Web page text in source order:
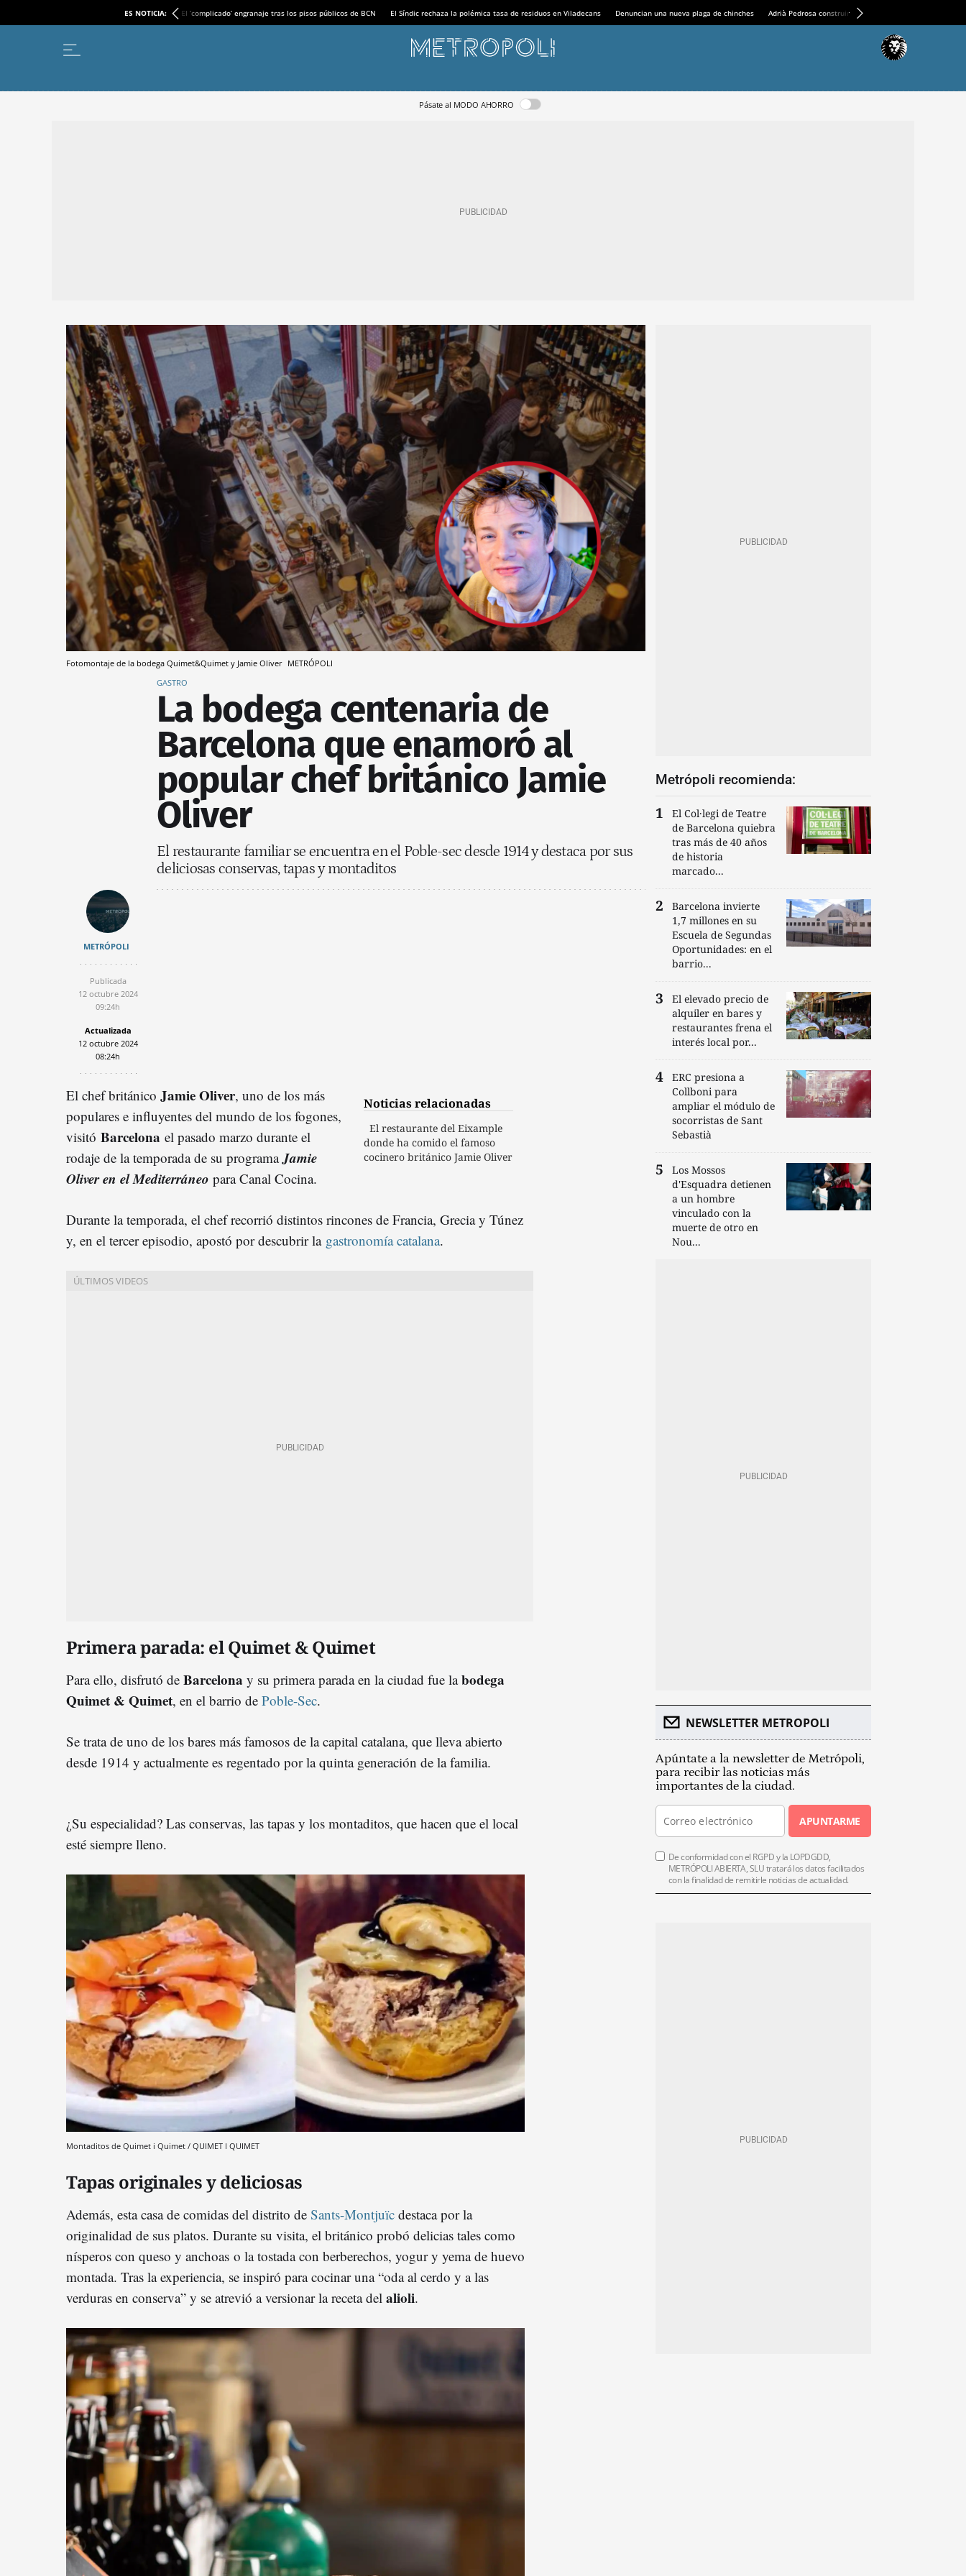
ES NOTICIA: El ‘complicado’ engranaje tras los pisos públicos de BCN El Síndic rechaza la polémica tasa de residuos en Viladecans Denuncian una nueva plaga de chinches Adrià Pedrosa construirá la nueva residencia en el
Pásate al MODO AHORRO
Fotomontaje de la bodega Quimet&Quimet y Jamie Oliver METRÓPOLI
GASTRO
La bodega centenaria de
Barcelona que enamoró al
popular chef británico Jamie
Oliver
El restaurante familiar se encuentra en el Poble-sec desde 1914 y destaca por sus
deliciosas conservas, tapas y montaditos
METRÓPOLI
Publicada
12 octubre 2024
09:24h
Actualizada
12 octubre 2024
08:24h
Noticias relacionadas
El restaurante del Eixample
donde ha comido el famoso
cocinero británico Jamie Oliver
El chef británico Jamie Oliver, uno de los más
populares e influyentes del mundo de los fogones,
visitó Barcelona el pasado marzo durante el
rodaje de la temporada de su programaJamie
Oliver en el Mediterráneo para Canal Cocina.
Durante la temporada, el chef recorrió distintos rincones de Francia, Grecia y Túnez
y, en el tercer episodio, apostó por descubrir la gastronomía catalana.
Primera parada: el Quimet & Quimet
Para ello, disfrutó de Barcelona y su primera parada en la ciudad fue labodega
Quimet & Quimet, en el barrio de Poble-Sec.
Se trata de uno de los bares más famosos de la capital catalana, que lleva abierto
desde 1914 y actualmente es regentado por la quinta generación de la familia.
¿Su especialidad? Las conservas, las tapas y los montaditos, que hacen que el local
esté siempre lleno.
Montaditos de Quimet i Quimet / QUIMET I QUIMET
Tapas originales y deliciosas
Además, esta casa de comidas del distrito de Sants-Montjuïc destaca por la
originalidad de sus platos. Durante su visita, el británico probó delicias tales como
nísperos con queso y anchoas o la tostada con berberechos, yogur y yema de huevo
montada. Tras la experiencia, se inspiró para cocinar una “oda al cerdo y a las
verduras en conserva” y se atrevió a versionar la receta del alioli.
Metrópoli recomienda:
El Col·legi de Teatre
de Barcelona quiebra
tras más de 40 años
de historia
marcado...
Barcelona invierte
1,7 millones en su
Escuela de Segundas
Oportunidades: en el
barrio...
El elevado precio de
alquiler en bares y
restaurantes frena el
interés local por...
ERC presiona a
Collboni para
ampliar el módulo de
socorristas de Sant
Sebastià
Los Mossos
d'Esquadra detienen
a un hombre
vinculado con la
muerte de otro en
Nou...
NEWSLETTER METROPOLI
Apúntate a la newsletter de Metrópoli,
para recibir las noticias más
importantes de la ciudad.
APUNTARME
De conformidad con el RGPD y la LOPDGDD,
METRÓPOLI ABIERTA, SLU tratará los datos facilitados
con la finalidad de remitirle noticias de actualidad.